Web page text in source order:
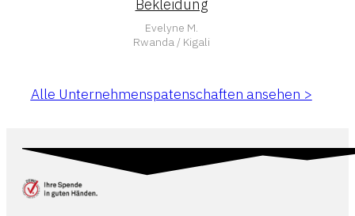
Bekleidung
Evelyne M.
Rwanda / Kigali
Alle Unternehmenspatenschaften ansehen >